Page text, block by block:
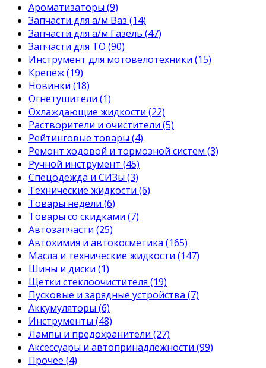
Ароматизаторы (9)
Запчасти для а/м Ваз (14)
Запчасти для а/м Газель (47)
Запчасти для ТО (90)
Инструмент для мотовелотехники (15)
Крепёж(19)
Новинки (18)
Огнетушители (1)
Охлаждающие жидкости (22)
Растворители и очистители (5)
Рейтинговые товары (4)
Ремонт ходовой и тормозной систем (3)
Ручной инструмент (45)
Спецодежда и СИЗы (3)
Технические жидкости (6)
Товары недели (6)
Товары со скидками (7)
Автозапчасти (25)
Автохимия и автокосметика (165)
Масла и технические жидкости (147)
Шины и диски (1)
Щетки стеклоочистителя (19)
Пусковые и зарядные устройства (7)
Аккумуляторы (6)
Инструменты (48)
Лампы и предохранители (27)
Аксессуары и автопринадлежности (99)
Прочее (4)